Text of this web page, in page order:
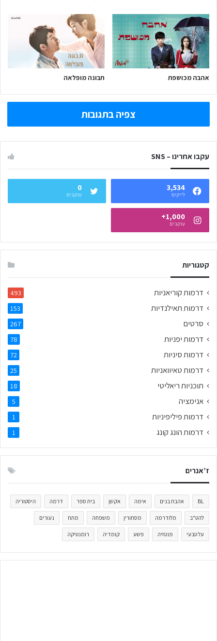
אהבה מכושפת תבונה מופלאה
צפיה בתגובות
עקבו אחרינו – SNS
3,534
לייקים
0
עוקבים
1,000+
עוקבים
קטגוריות
דרמות קוריאניות 493
דרמות תאילנדיות 153
סרטים 267
דרמות יפניות 78
דרמות סיניות 72
דרמות טאיוואניות 25
תוכניות ריאליטי 18
אנימציה 5
דרמות פיליפיניות 1
דרמות הונג קונג 1
ז’אנרים
BL אהבת בנים אימה אקשן בית ספר דרמה היסטוריה
להט"ב מלודרמה מסתורין משפחה מתח נעורים
על טבעי פנטזיה פשע קומדיה רומנטיקה